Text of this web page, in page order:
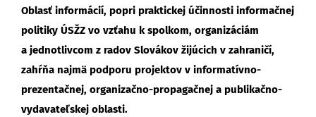
Oblasť informácií, popri praktickej účinnosti informačnej
politiky ÚSŽZ vo vzťahu k spolkom, organizáciám
a jednotlivcom z radov Slovákov žijúcich v zahraničí,
zahŕňa najmä podporu projektov v informatívno-
prezentačnej, organizačno-propagačnej a publikačno-
vydavateľskej oblasti.